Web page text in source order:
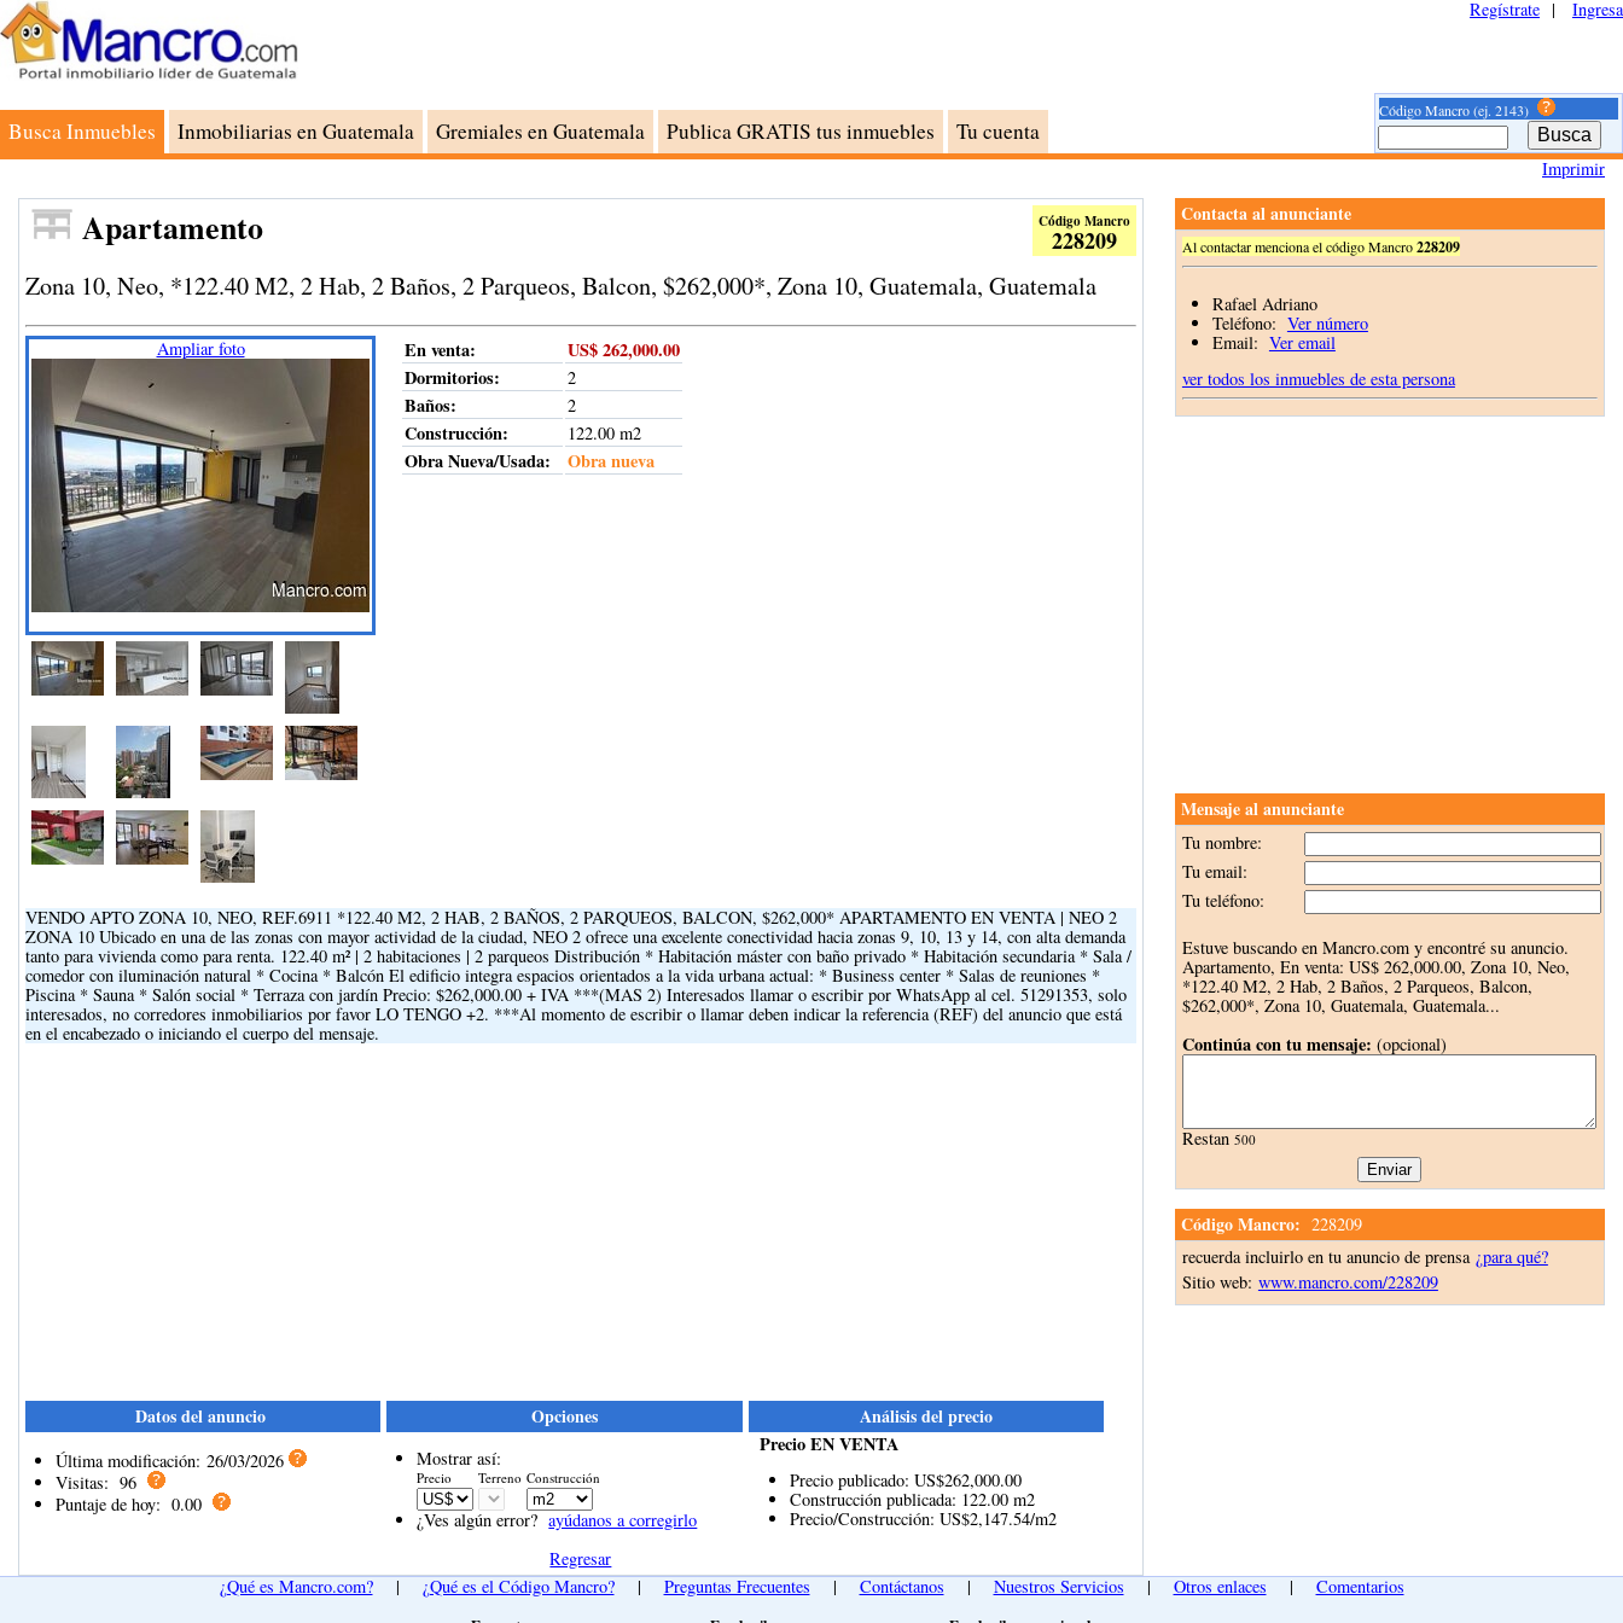
Busca Inmuebles Inmobiliarias en Guatemala Gremiales en Guatemala Publica GRATIS tus inmuebles Tu cuenta
Regístrate | Ingresa
Código Mancro (ej. 2143)
Imprimir
Apartamento Código Mancro
228209
Zona 10, Neo, *122.40 M2, 2 Hab, 2 Baños, 2 Parqueos, Balcon, $262,000*, Zona 10, Guatemala, Guatemala
Ampliar foto En venta:
US$ 262,000.00
Dormitorios:
2
Baños: 2
Construcción: 122.00 m2
Obra Nueva/Usada: Obra nueva
VENDO APTO ZONA 10, NEO, REF.6911 *122.40 M2, 2 HAB, 2 BAÑOS, 2 PARQUEOS, BALCON, $262,000* APARTAMENTO EN VENTA | NEO 2
ZONA 10 Ubicado en una de las zonas con mayor actividad de la ciudad, NEO 2 ofrece una excelente conectividad hacia zonas 9, 10, 13 y 14, con alta demanda
tanto para vivienda como para renta. 122.40 m² | 2 habitaciones | 2 parqueos Distribución * Habitación máster con baño privado * Habitación secundaria * Sala /
comedor con iluminación natural * Cocina * Balcón El edificio integra espacios orientados a la vida urbana actual: * Business center * Salas de reuniones *
Piscina * Sauna * Salón social * Terraza con jardín Precio: $262,000.00 + IVA ***(MAS 2) Interesados llamar o escribir por WhatsApp al cel. 51291353, solo
interesados, no corredores inmobiliarios por favor LO TENGO +2. ***Al momento de escribir o llamar deben indicar la referencia (REF) del anuncio que está
en el encabezado o iniciando el cuerpo del mensaje.
Datos del anuncio
Última modificación: 26/03/2026
Visitas: 96
Puntaje de hoy: 0.00
Opciones
Mostrar así:
Precio Terreno Construcción
¿Ves algún error? ayúdanos a corregirlo
Análisis del precio
Precio EN VENTA
Precio publicado: US$262,000.00
Construcción publicada: 122.00 m2
Precio/Construcción: US$2,147.54/m2
Regresar
Contacta al anunciante
Al contactar menciona el código Mancro228209
Rafael Adriano
Teléfono: Ver número
Email: Ver email
ver todos los inmuebles de esta persona
Mensaje al anunciante
Tu nombre:
Tu email:
Tu teléfono:
Estuve buscando en Mancro.com y encontré su anuncio.
Apartamento, En venta: US$ 262,000.00, Zona 10, Neo,
*122.40 M2, 2 Hab, 2 Baños, 2 Parqueos, Balcon,
$262,000*, Zona 10, Guatemala, Guatemala...
Continúa con tu mensaje: (opcional)
Restan 500
Código Mancro: 228209
recuerda incluirlo en tu anuncio de prensa ¿para qué?
Sitio web: www.mancro.com/228209
¿Qué es Mancro.com?| ¿Qué es el Código Mancro?| Preguntas Frecuentes | Contáctanos | Nuestros Servicios | Otros enlaces | Comentarios